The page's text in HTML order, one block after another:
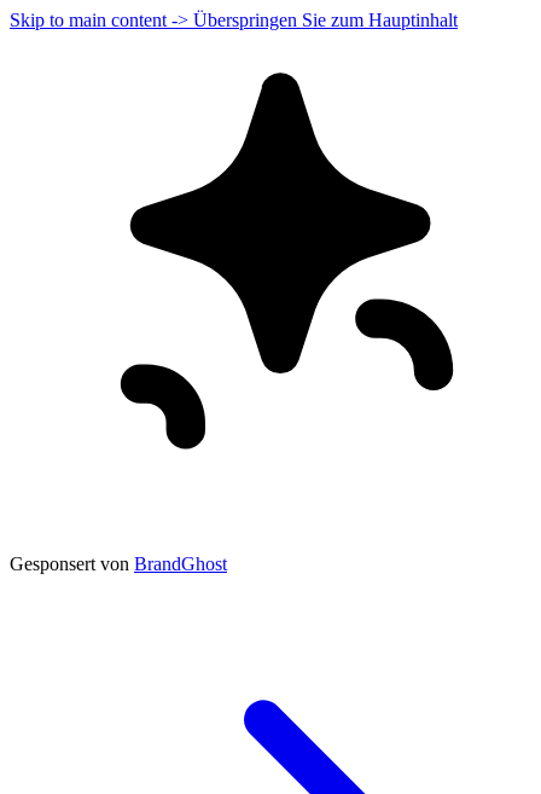
Skip to main content -> Überspringen Sie zum Hauptinhalt
Gesponsert von BrandGhost